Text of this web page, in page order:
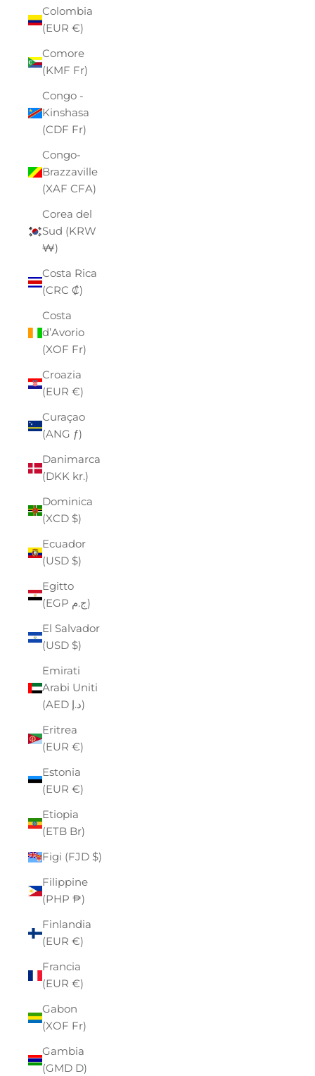
Colombia
(EUR €)
Comore
(KMF Fr)
Congo -
Kinshasa
(CDF Fr)
Congo-
Brazzaville
(XAF CFA)
Corea del
Sud (KRW
₩)
Costa Rica
(CRC ₡)
Costa
d’Avorio
(XOF Fr)
Croazia
(EUR €)
Curaçao
(ANG ƒ)
Danimarca
(DKK kr.)
Dominica
(XCD $)
Ecuador
(USD $)
Egitto
(EGP ج.م)
El Salvador
(USD $)
Emirati
Arabi Uniti
(AED د.إ)
Eritrea
(EUR €)
Estonia
(EUR €)
Etiopia
(ETB Br)
Figi (FJD $)
Filippine
(PHP ₱)
Finlandia
(EUR €)
Francia
(EUR €)
Gabon
(XOF Fr)
Gambia
(GMD D)